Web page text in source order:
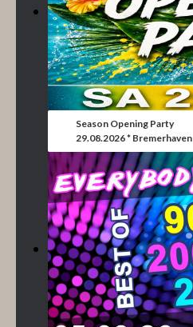
Season Opening Party
29.08.2026 * Bremerhaven